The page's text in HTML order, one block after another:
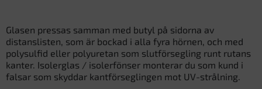
Glasen pressas samman med butyl på sidorna av
distanslisten, som är bockad i alla fyra hörnen, och med
polysulfid eller polyuretan som slutförsegling runt rutans
kanter. Isolerglas / isolerfönser monterar du som kund i
falsar som skyddar kantförseglingen mot UV-strålning.